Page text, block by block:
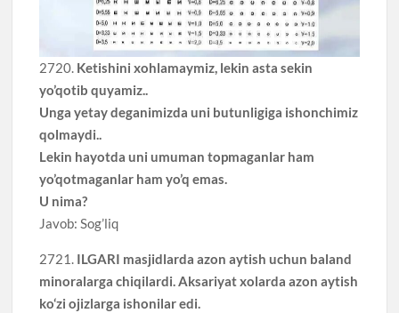
2720. Ketishini xohlamaymiz, lekin asta sekin
yo’qotib quyamiz..
Unga yetay deganimizda uni butunligiga ishonchimiz
qolmaydi..
Lekin hayotda uni umuman topmaganlar ham
yo’qotmaganlar ham yo’q emas.
U nima?
Javob: Sog’liq
2721. ILGARI masjidlarda azon aytish uchun baland
minoralarga chiqilardi. Aksariyat xolarda azon aytish
ko‘zi ojizlarga ishonilar edi.